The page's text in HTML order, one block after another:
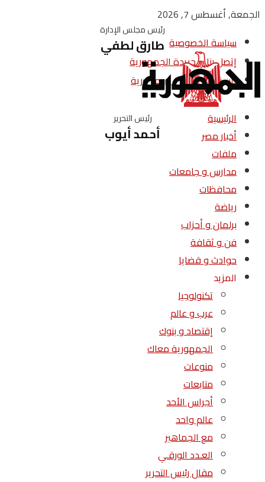
الجمعة, أغسطس 7, 2026
سياسة الخصوصية
إتصل بنا – جريدة الجمهورية
من نحن – جريدة الجمهورية
رئيس مجلس الإدارة
طارق لطفي
رئيس التحرير
أحمد أيوب
الرئيسية
أخبار مصر
ملفات
مدارس و جامعات
محافظات
رياضة
برلمان و أحزاب
فن و ثقافة
حوادث و قضايا
المزيد
تكنولوجيا
عرب و عالم
إقتصاد و بنوك
الجمهورية معاك
منوعات
متابعات
أجراس الأحد
عالم واحد
مع الجماهير
العـدد الورقـي
مقال رئيس التحرير